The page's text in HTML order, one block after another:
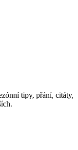
tipy, přání, citáty,